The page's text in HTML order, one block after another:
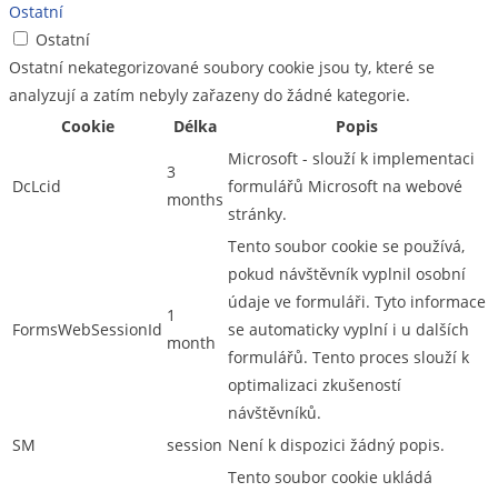
Ostatní
Ostatní
Ostatní nekategorizované soubory cookie jsou ty, které se
analyzují a zatím nebyly zařazeny do žádné kategorie.
Cookie
Délka Popis
DcLcid
3
months
Microsoft - slouží k implementaci
formulářů Microsoft na webové
stránky.
FormsWebSessionId
1
month
Tento soubor cookie se používá,
pokud návštěvník vyplnil osobní
údaje ve formuláři. Tyto informace
se automaticky vyplní i u dalších
formulářů. Tento proces slouží k
optimalizaci zkušeností
návštěvníků.
SM
session Není k dispozici žádný popis.
Tento soubor cookie ukládá